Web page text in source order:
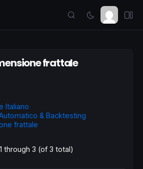
frattale
Italiano
& Backtesting
frattale
through 3 (of 3 total)